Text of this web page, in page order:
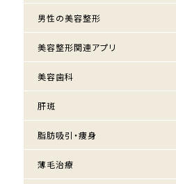
男性の美容整形
美容整形関連アプリ
美容歯科
肝斑
脂肪吸引・痩身
薄毛治療